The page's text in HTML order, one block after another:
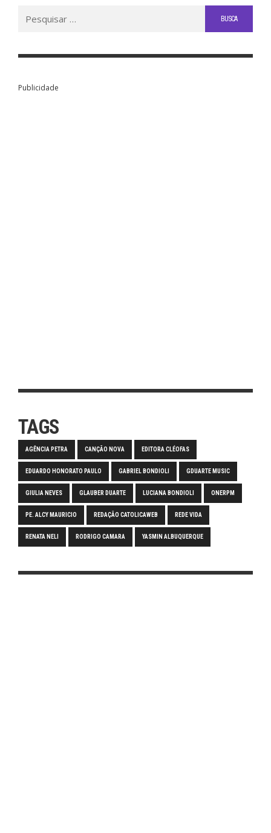
Publicidade
TAGS
AGÊNCIA PETRA CANÇÃO NOVA EDITORA CLÉOFAS
EDUARDO HONORATO PAULO GABRIEL BONDIOLI GDUARTE MUSIC
GIULIA NEVES GLAUBER DUARTE LUCIANA BONDIOLI ONERPM
PE. ALCY MAURICIO REDAÇÃO CATOLICAWEB REDE VIDA
RENATA NELI RODRIGO CAMARA YASMIN ALBUQUERQUE